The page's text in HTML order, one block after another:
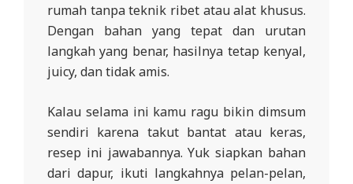
rumah tanpa teknik ribet atau alat khusus.
Dengan bahan yang tepat dan urutan
langkah yang benar, hasilnya tetap kenyal,
juicy, dan tidak amis.
Kalau selama ini kamu ragu bikin dimsum
sendiri karena takut bantat atau keras,
resep ini jawabannya. Yuk siapkan bahan
dari dapur, ikuti langkahnya pelan-pelan,